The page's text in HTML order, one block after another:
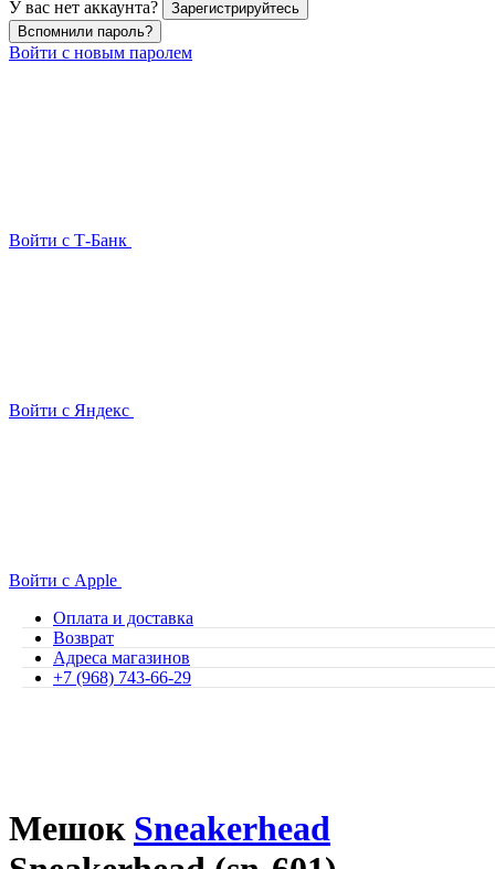
У вас нет аккаунта?
Зарегистрируйтесь
Вспомнили пароль?
Войти с новым паролем
Войти с Т-Банк
Войти с Яндекс
Войти с Apple
Оплата и доставка
Возврат
Адреса магазинов
+7 (968) 743-66-29
Мешок Sneakerhead